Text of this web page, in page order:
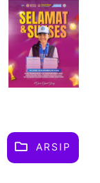
ARSIP